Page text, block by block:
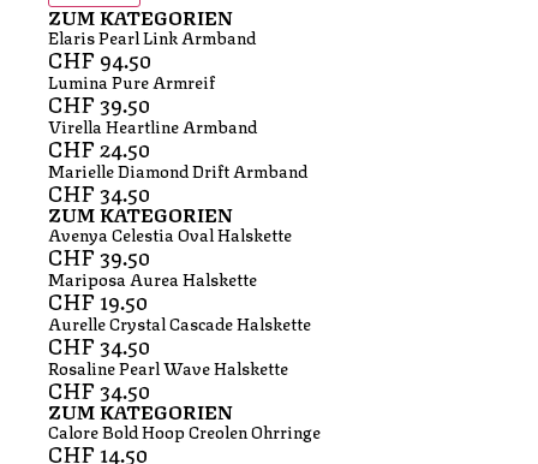
ZUM KATEGORIEN
Elaris Pearl Link Armband
CHF94.50
Lumina Pure Armreif
CHF39.50
Virella Heartline Armband
CHF24.50
Marielle Diamond Drift Armband
CHF34.50
ZUM KATEGORIEN
Avenya Celestia Oval Halskette
CHF39.50
Mariposa Aurea Halskette
CHF19.50
Aurelle Crystal Cascade Halskette
CHF34.50
Rosaline Pearl Wave Halskette
CHF34.50
ZUM KATEGORIEN
Calore Bold Hoop Creolen Ohrringe
CHF14.50